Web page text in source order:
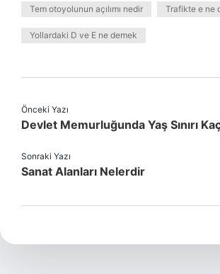
Tem otoyolunun açılımı nedir Trafikte e ne
Yollardaki D ve E ne demek
Önceki Yazı
Devlet Memurluğunda Yaş Sınırı
Sonraki Yazı
Sanat Alanları Nelerdir